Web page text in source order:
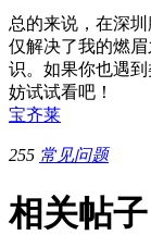
总的来说，在深
仅解决了我的燃
识。如果你也遇
妨试试看吧！
宝齐莱
255 常见问题
相关帖子